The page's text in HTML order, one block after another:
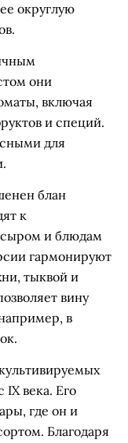
округлую
они
включая
и специй.
для
блан
к
сыром и блюдам
гармонируют
тыквой и
вину
в
IX века. Его
где он и
Благодаря